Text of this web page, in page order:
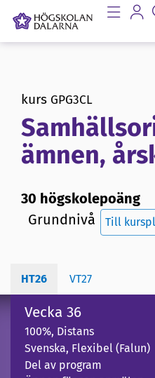
kurs GPG3CL
ämnen,
30 högskolepoäng
Grundnivå
Till
HT26 VT27
Vecka 36
100%, Distans
Svenska, Flexibel (Falun)
Del av program